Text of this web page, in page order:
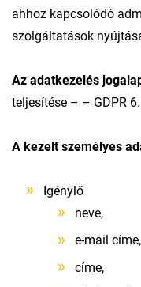
ahhoz kapcsolódó
szolgáltatások
Az adatkezelés
teljesítése – – GDPR
A kezelt személyes
Igénylő
neve,
e-mail címe,
címe,